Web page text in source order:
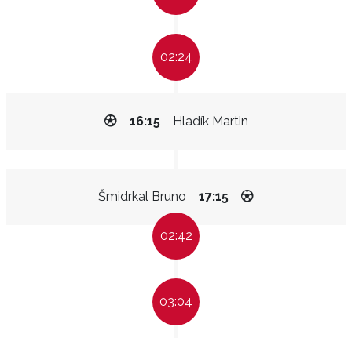
02:24
Hladík Martin
16:15
Šmidrkal Bruno 17:15
02:42
03:04